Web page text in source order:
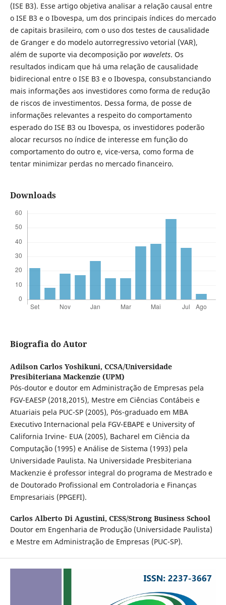
(ISE B3). Esse artigo objetiva analisar a relação causal entre
o ISE B3 e o Ibovespa, um dos principais índices do mercado
de capitais brasileiro, com o uso dos testes de causalidade
de Granger e do modelo autorregressivo vetorial (VAR),
além de suporte via decomposição por wavelets. Os
resultados indicam que há uma relação de causalidade
bidirecional entre o ISE B3 e o Ibovespa, consubstanciando
mais informações aos investidores como forma de redução
de riscos de investimentos. Dessa forma, de posse de
informações relevantes a respeito do comportamento
esperado do ISE B3 ou Ibovespa, os investidores poderão
alocar recursos no índice de interesse em função do
comportamento do outro e, vice-versa, como forma de
tentar minimizar perdas no mercado financeiro.
Downloads
Biografia do Autor
Adilson Carlos Yoshikuni, CCSA/Universidade
Presibiteriana Mackenzie (UPM)
Pós-doutor e doutor em Administração de Empresas pela
FGV-EAESP (2018,2015), Mestre em Ciências Contábeis e
Atuariais pela PUC-SP (2005), Pós-graduado em MBA
Executivo Internacional pela FGV-EBAPE e University of
California Irvine- EUA (2005), Bacharel em Ciência da
Computação (1995) e Análise de Sistema (1993) pela
Universidade Paulista. Na Universidade Presbiteriana
Mackenzie é professor integral do programa de Mestrado e
de Doutorado Profissional em Controladoria e Finanças
Empresariais (PPGEFI).
Carlos Alberto Di Agustini, CESS/Strong Business School
Doutor em Engenharia de Produção (Universidade Paulista)
e Mestre em Administração de Empresas (PUC-SP).